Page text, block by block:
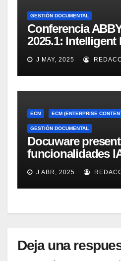
GESTIÓN DOCUMENTAL
Conferencia
2025.1: Intelligent
Processing a tope
J MAY, 2025
ECM ECM (ENTERPRISE
GESTIÓN DOCUMENTAL
Docuware
funcionalidades
gestión
J ABR, 2025
Deja una